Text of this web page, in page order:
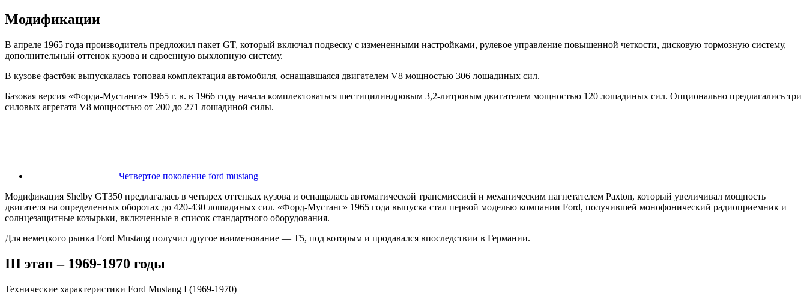
Модификации
В апреле 1965 года производитель предложил пакет GT, который включал подвеску с измененными настройками, рулевое управление повышенной четкости, дисковую тормозную систему,
дополнительный оттенок кузова и сдвоенную выхлопную систему.
В кузове фастбэк выпускалась топовая комплектация автомобиля, оснащавшаяся двигателем V8 мощностью 306 лошадиных сил.
Базовая версия «Форда-Мустанга» 1965 г. в. в 1966 году начала комплектоваться шестицилиндровым 3,2-литровым двигателем мощностью 120 лошадиных сил. Опционально предлагались три
силовых агрегата V8 мощностью от 200 до 271 лошадиной силы.
Четвертое поколение ford mustang
Модификация Shelby GT350 предлагалась в четырех оттенках кузова и оснащалась автоматической трансмиссией и механическим нагнетателем Paxton, который увеличивал мощность
двигателя на определенных оборотах до 420-430 лошадиных сил. «Форд-Мустанг» 1965 года выпуска стал первой моделью компании Ford, получившей монофонический радиоприемник и
солнцезащитные козырьки, включенные в список стандартного оборудования.
Для немецкого рынка Ford Mustang получил другое наименование — T5, под которым и продавался впоследствии в Германии.
III этап – 1969-1970 годы
Технические характеристики Ford Mustang I (1969-1970)